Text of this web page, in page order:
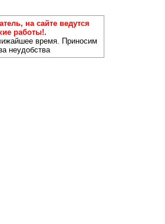
на сайте ведутся
работы!.
время. Приносим
неудобства